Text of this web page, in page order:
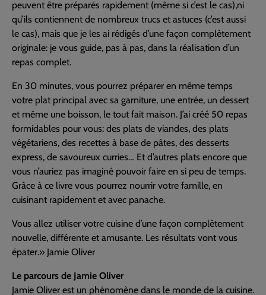
peuvent être préparés rapidement (même si c’est le cas),ni
qu’ils contiennent de nombreux trucs et astuces (c’est aussi
le cas), mais que je les ai rédigés d’une façon complètement
originale: je vous guide, pas à pas, dans la réalisation d’un
repas complet.
En 30 minutes, vous pourrez préparer en même temps
votre plat principal avec sa garniture, une entrée, un dessert
et même une boisson, le tout fait maison. J’ai créé 50 repas
formidables pour vous: des plats de viandes, des plats
végétariens, des recettes à base de pâtes, des desserts
express, de savoureux curries… Et d’autres plats encore que
vous n’auriez pas imaginé pouvoir faire en si peu de temps.
Grâce à ce livre vous pourrez nourrir votre famille, en
cuisinant rapidement et avec panache.
Vous allez utiliser votre cuisine d’une façon complètement
nouvelle, différente et amusante. Les résultats vont vous
épater.» Jamie Oliver
Le parcours de Jamie Oliver
Jamie Oliver est un phénomène dans le monde de la cuisine.